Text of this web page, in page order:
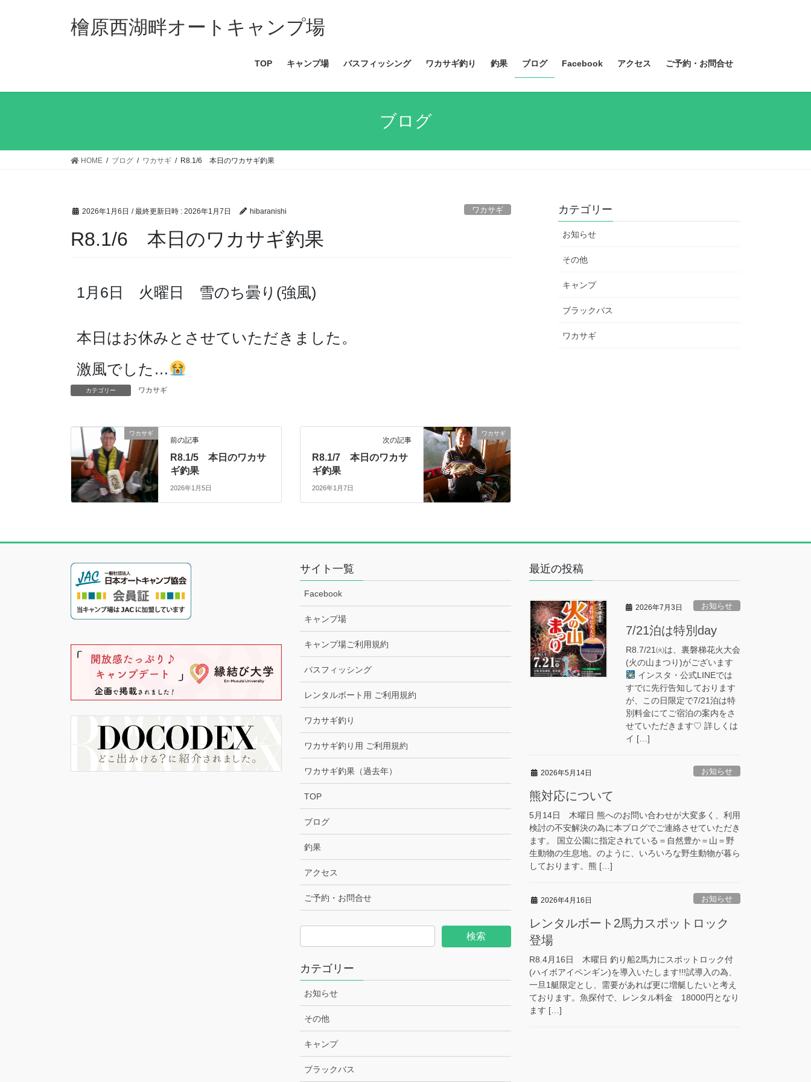
檜原西湖畔オートキャンプ場
TOP キャンプ場 バスフィッシング ワカサギ釣り 釣果 ブログ Facebook アクセス ご予約・お問合せ
ブログ
HOME ブログ ワカサギ R8.1/6 本日のワカサギ釣果
2026年1月6日 / 最終更新日時 : 2026年1月7日 hibaranishi ワカサギ
R8.1/6 本日のワカサギ釣果
1月6日 火曜日 雪のち曇り(強風)
本日はお休みとさせていただきました。
激風でした…
カテゴリー ワカサギ
ワカサギ
前の記事
R8.1/5 本日のワカサ
ギ釣果
2026年1月5日
ワカサギ
次の記事
R8.1/7 本日のワカサ
ギ釣果
2026年1月7日
カテゴリー
お知らせ
その他
キャンプ
ブラックバス
ワカサギ
サイト一覧
Facebook
キャンプ場
キャンプ場ご利用規約
バスフィッシング
レンタルボート用 ご利用規約
ワカサギ釣り
ワカサギ釣り用 ご利用規約
ワカサギ釣果（過去年）
TOP
ブログ
釣果
アクセス
ご予約・お問合せ
カテゴリー
お知らせ
その他
キャンプ
ブラックバス
最近の投稿
2026年7月3日 お知らせ
7/21泊は特別day
R8.7/21㈫は、裏磐梯花火大会
(火の山まつり)がございます
インスタ・公式LINEでは
すでに先行告知しております
が、この日限定で7/21泊は特
別料金にてご宿泊の案内をさ
せていただきます♡ 詳しくは
イ […]
2026年5月14日 お知らせ
熊対応について
5月14日 木曜日 熊へのお問い合わせが大変多く、利用
検討の不安解決の為に本ブログでご連絡させていただき
ます。 国立公園に指定されている＝自然豊か＝山＝野
生動物の生息地。のように、いろいろな野生動物が暮ら
しております。熊 […]
2026年4月16日 お知らせ
レンタルボート2馬力スポットロック
登場
R8.4月16日 木曜日 釣り船2馬力にスポットロック付
(ハイボアイペンギン)を導入いたします!!!試導入の為、
一旦1艇限定とし、需要があれば更に増艇したいと考え
ております。魚探付で、レンタル料金 18000円となり
ます […]